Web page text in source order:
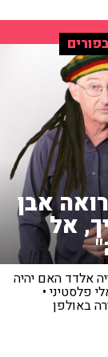
אבן
אל
אלדד האם יהיה
פלסטיני •
באולפן